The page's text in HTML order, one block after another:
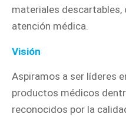
materiales descartables,
atención médica.
Visión
Aspiramos a ser líderes
productos médicos
reconocidos por la